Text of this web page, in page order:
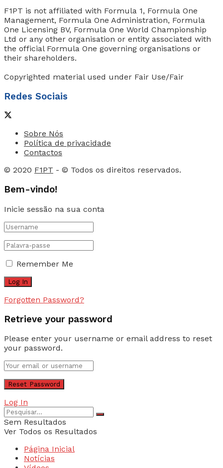
F1PT is not affiliated with Formula 1, Formula One
Management, Formula One Administration, Formula
One Licensing BV, Formula One World Championship
Ltd or any other organisation or entity associated with
the official Formula One governing organisations or
their shareholders.
Copyrighted material used under Fair Use/Fair
Redes Sociais
Sobre Nós
Política de privacidade
Contactos
© 2020 F1PT - © Todos os direitos reservados.
Bem-vindo!
Inicie sessão na sua conta
Remember Me
Forgotten Password?
Retrieve your password
Please enter your username or email address to reset
your password.
Log In
Sem Resultados
Ver Todos os Resultados
Página Inicial
Notícias